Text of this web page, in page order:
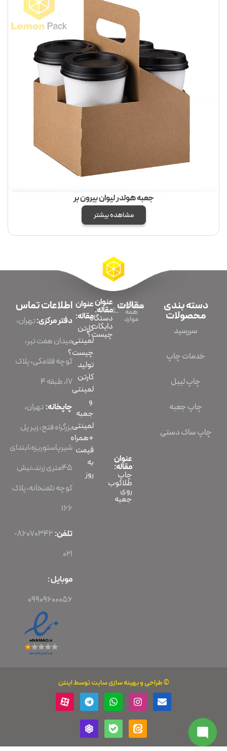
جعبه هولدر لیوان بیرون بر
مشاهده بیشتر
دسته بندی
محصولات
سررسید
خدمات چاپ
چاپ لیبل
چاپ جعبه
چاپ ساک دستی
مقالات
مشاهده
همه
موارد
عنوان
مقاله:
چاپ
طلاکوب
روی
جعبه
عنوان
مقاله:
دستگاه
دایکات
چیست؟
عنوان
مقاله:
کارتن
لمینتی
چیست؟
تولید
کارتن
لمینتی
و
جعبه
لمینتی
+همراه
قیمت
به
روز
اطلاعات تماس
دفتر مرکزی:تهران،
میدان هفت تیر،
کوچه فلامکی، پلاک
۱۷، طبقه ۴
چاپخانه: تهران،
بزرگراه فتح، زیر پل
شیرپاستوریزه،ابتدای
45متری زرند،نبش
کوچه تلفنخانه، پلاک
166
تلفن:
86070342-
021
موبایل :
09909600056
©طراحیوبهینه سازی سایتتوسط اینتن